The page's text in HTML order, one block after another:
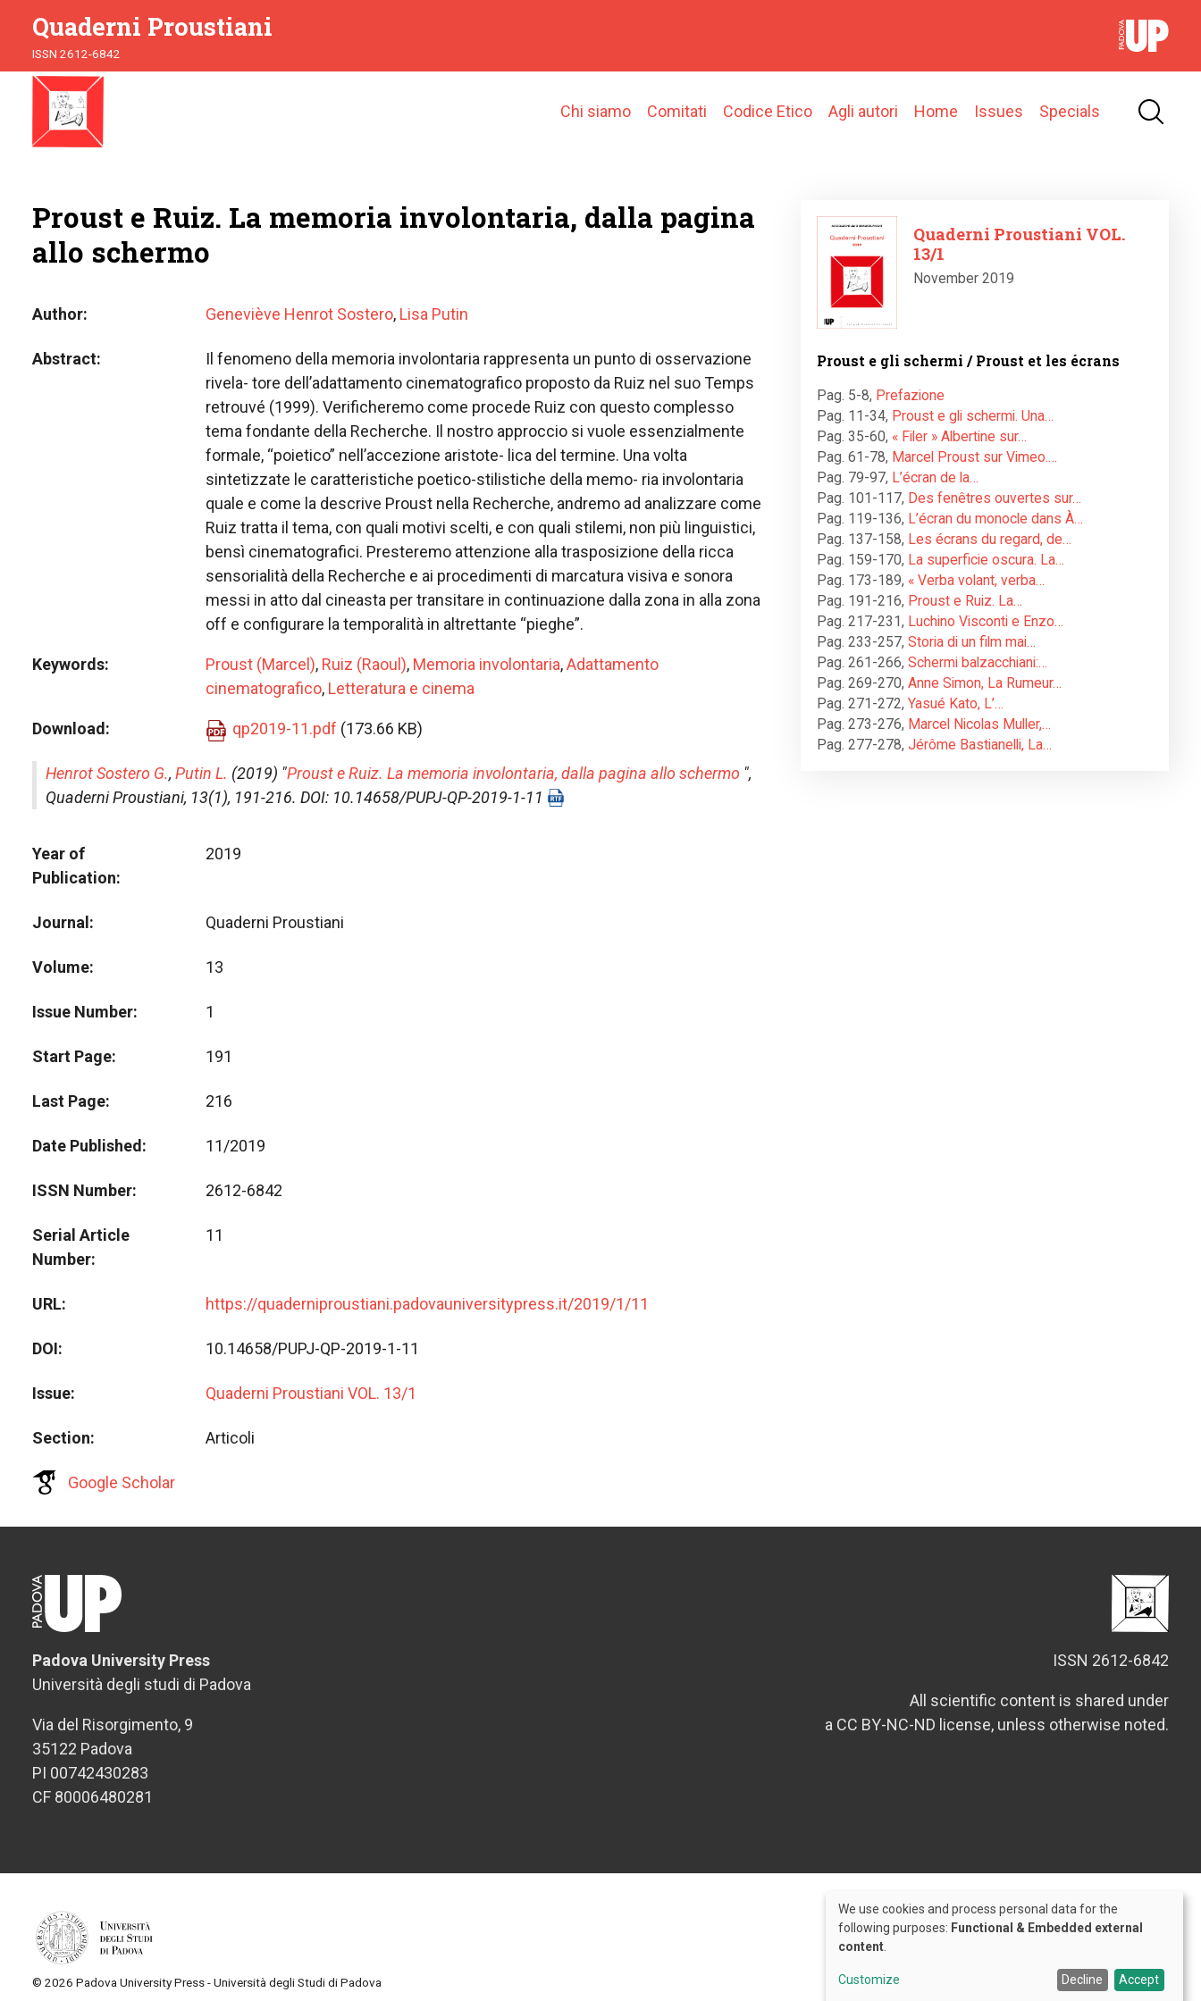
Quaderni Proustiani
ISSN 2612-6842
Main
Chi siamo Comitati Codice Etico Agli autori Home Issues Specials
Proust e Ruiz. La memoria involontaria, dalla pagina
allo schermo
Author Geneviève Henrot Sostero, Lisa Putin
Abstract
Il fenomeno della memoria involontaria rappresenta un punto di osservazione
rivela- tore dell’adattamento cinematografico proposto da Ruiz nel suo Temps
retrouvé (1999). Verificheremo come procede Ruiz con questo complesso
tema fondante della Recherche. Il nostro approccio si vuole essenzialmente
formale, “poietico” nell’accezione aristote- lica del termine. Una volta
sintetizzate le caratteristiche poetico-stilistiche della memo- ria involontaria
quale e come la descrive Proust nella Recherche, andremo ad analizzare come
Ruiz tratta il tema, con quali motivi scelti, e con quali stilemi, non più linguistici,
bensì cinematografici. Presteremo attenzione alla trasposizione della ricca
sensorialità della Recherche e ai procedimenti di marcatura visiva e sonora
messi in atto dal cineasta per transitare in continuazione dalla zona in alla zona
off e configurare la temporalità in altrettante “pieghe”.
Keywords Proust (Marcel), Ruiz (Raoul), Memoria involontaria,Adattamento
cinematografico, Letteratura e cinema
Download qp2019-11.pdf (173.66 KB)
Henrot Sostero G., Putin L. (2019) "Proust e Ruiz. La memoria involontaria, dalla pagina allo schermo ",
Quaderni Proustiani, 13(1), 191-216. DOI: 10.14658/PUPJ-QP-2019-1-11
Year of
Publication
2019
Journal Quaderni Proustiani
Volume 13
Issue Number 1
Start Page 191
Last Page 216
Date Published 11/2019
ISSN Number 2612-6842
Serial Article
Number
11
URL https://quaderniproustiani.padovauniversitypress.it/2019/1/11
DOI 10.14658/PUPJ-QP-2019-1-11
Issue Quaderni Proustiani VOL. 13/1
Section Articoli
Google Scholar
Image
Quaderni Proustiani VOL.
13/1
November 2019
Proust e gli schermi / Proust et les écrans
Pag. 5-8, Prefazione
Pag. 11-34, Proust e gli schermi. Una…
Pag. 35-60, « Filer » Albertine sur…
Pag. 61-78, Marcel Proust sur Vimeo.…
Pag. 79-97, L’écran de la…
Pag. 101-117, Des fenêtres ouvertes sur…
Pag. 119-136, L’écran du monocle dans À…
Pag. 137-158, Les écrans du regard, de…
Pag. 159-170, La superficie oscura. La…
Pag. 173-189, « Verba volant, verba…
Pag. 191-216, Proust e Ruiz. La…
Pag. 217-231, Luchino Visconti e Enzo…
Pag. 233-257, Storia di un film mai…
Pag. 261-266, Schermi balzacchiani:…
Pag. 269-270, Anne Simon, La Rumeur…
Pag. 271-272, Yasué Kato, L’…
Pag. 273-276, Marcel Nicolas Muller,…
Pag. 277-278, Jérôme Bastianelli, La…
Padova University Press
Università degli studi di Padova
Via del Risorgimento, 9
35122 Padova
PI 00742430283
CF 80006480281
ISSN 2612-6842
All scientific content is shared under
a CC BY-NC-ND license, unless otherwise noted.
© 2026 Padova University Press - Università degli Studi di Padova
Use
of
personal
We use cookies and process personal data for the
following purposes: Functional & Embedded external
content
Customize Decline Accept